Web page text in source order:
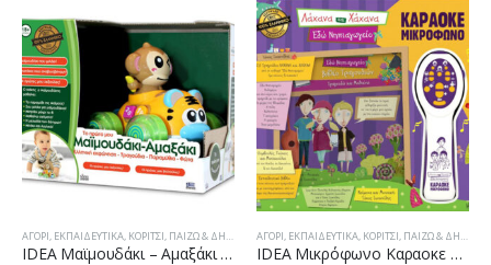
ΑΓΌΡΙ, ΕΚΠΑΙΔΕΥΤΙΚΆ, ΚΟΡΊΤΣΙ, ΠΑΊΖΩ & ΔΗΜΙΟΥΡΓΏ
IDEA Μαϊμουδάκι – Αμαξάκι 15120
ΑΓΌΡΙ, ΕΚΠΑΙΔΕΥΤΙΚΆ, ΚΟΡΊΤΣΙ, ΠΑΊΖΩ & ΔΗΜΙΟΥΡΓΏ
IDEA Μικρόφωνο Καραοκε Εδώ Νηπιαγωγείο 18200